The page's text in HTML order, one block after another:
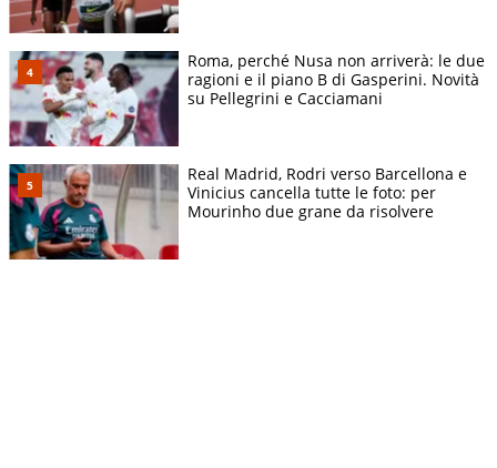
Roma, perché Nusa non arriverà: le due
ragioni e il piano B di Gasperini. Novità
su Pellegrini e Cacciamani
Real Madrid, Rodri verso Barcellona e
Vinicius cancella tutte le foto: per
Mourinho due grane da risolvere